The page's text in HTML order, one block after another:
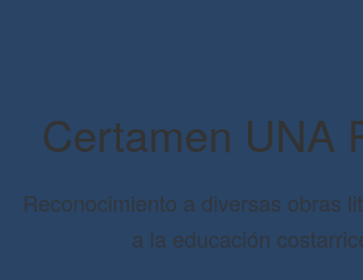
Certamen UNA
Reconocimiento a diversas obras
a la educación